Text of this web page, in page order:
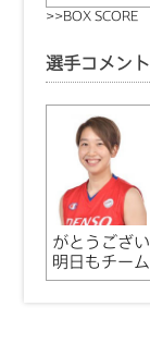
>>BOX SCORE
選手コメント
がとうござ
明日もチー